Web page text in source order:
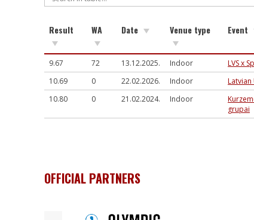
Result WA Date Venue type Event
9.67 72 13.12.2025. Indoor LVS x
10.69
0 22.02.2026. Indoor
10.80
0 21.02.2024. Indoor
grupai
OFFICIAL PARTNERS